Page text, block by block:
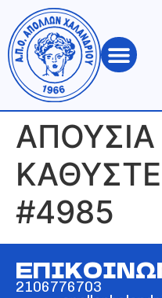
#4985
2106776703